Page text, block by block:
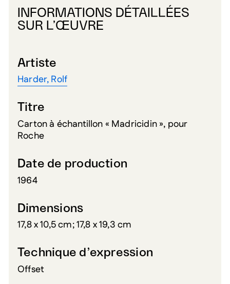
INFORMATIONS DÉTAILLÉES
SUR L’ŒUVRE
Artiste
Harder, Rolf
Titre
Carton à échantillon « Madricidin », pour
Roche
Date de production
1964
Dimensions
17,8 x 10,5 cm; 17,8 x 19,3 cm
Technique d’expression
Offset